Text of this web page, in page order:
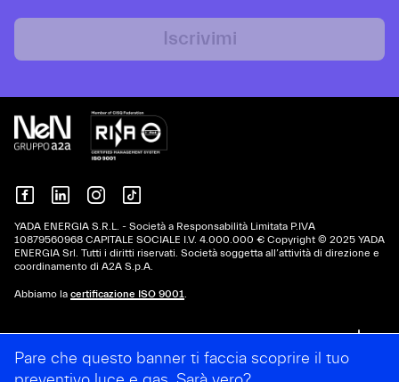
Iscrivimi
YADA ENERGIA S.R.L. - Società a Responsabilità Limitata P.IVA
10879560968 CAPITALE SOCIALE I.V. 4.000.000 € Copyright © 2025 YADA
ENERGIA Srl. Tutti i diritti riservati. Società soggetta all’attività di direzione e
coordinamento di A2A S.p.A.
Abbiamo la certificazione ISO 9001
Info utili
Pare che questo banner ti faccia scoprire il tuo